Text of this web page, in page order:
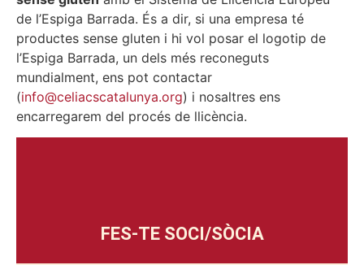
de l’Espiga Barrada. És a dir, si una empresa té
productes sense gluten i hi vol posar el logotip de
l’Espiga Barrada, un dels més reconeguts
mundialment, ens pot contactar
(info@celiacscatalunya.org) i nosaltres ens
encarregarem del procés de llicència.
FES-TE SOCI/SÒCIA